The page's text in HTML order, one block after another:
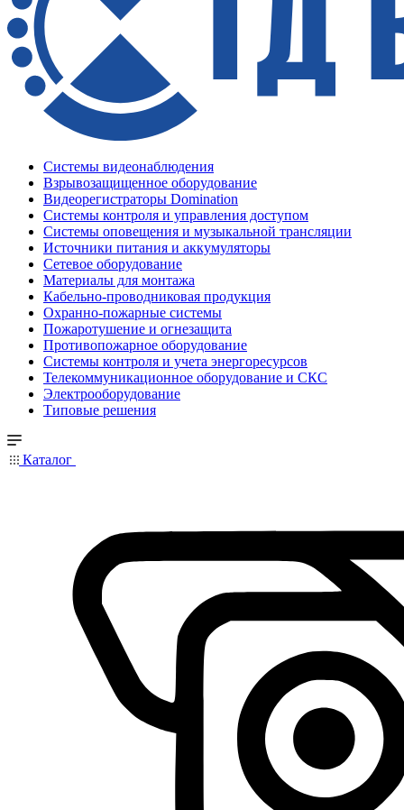
Системы видеонаблюдения
Взрывозащищенное оборудование
Видеорегистраторы Domination
Системы контроля и управления доступом
Системы оповещения и музыкальной трансляции
Источники питания и аккумуляторы
Сетевое оборудование
Материалы для монтажа
Кабельно-проводниковая продукция
Охранно-пожарные системы
Пожаротушение и огнезащита
Противопожарное оборудование
Системы контроля и учета энергоресурсов
Телекоммуникационное оборудование и СКС
Электрооборудование
Типовые решения
Каталог